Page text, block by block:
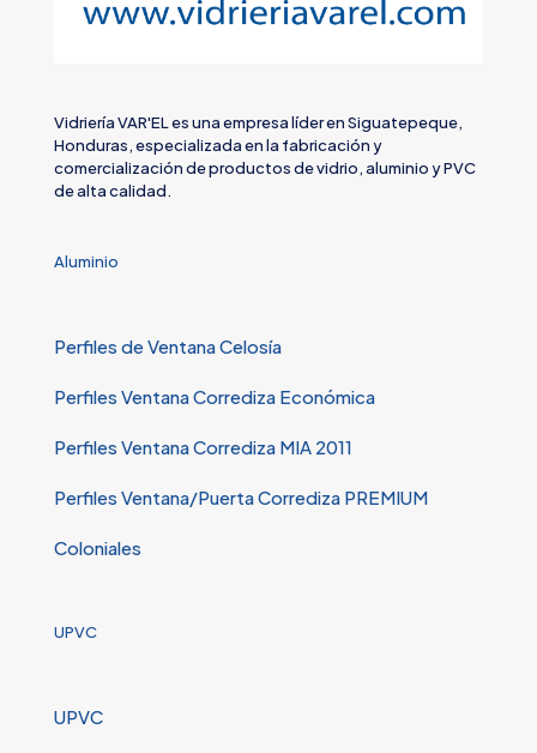
Vidriería VAR'EL es una empresa líder en Siguatepeque,
Honduras, especializada en la fabricación y
comercialización de productos de vidrio, aluminio y PVC
de alta calidad.
Aluminio
Perfiles de Ventana Celosía
Perfiles Ventana Corrediza Económica
Perfiles Ventana Corrediza MIA 2011
Perfiles Ventana/Puerta Corrediza PREMIUM
Coloniales
UPVC
UPVC